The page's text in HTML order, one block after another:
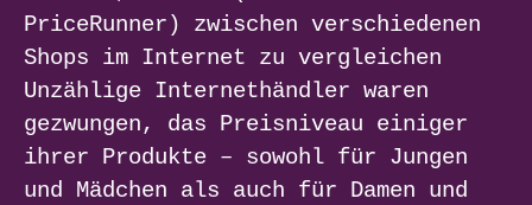
PriceRunner) zwischen verschiedenen
Shops im Internet zu vergleichen
Unzählige Internethändler waren
gezwungen, das Preisniveau einiger
ihrer Produkte – sowohl für Jungen
und Mädchen als auch für Damen und